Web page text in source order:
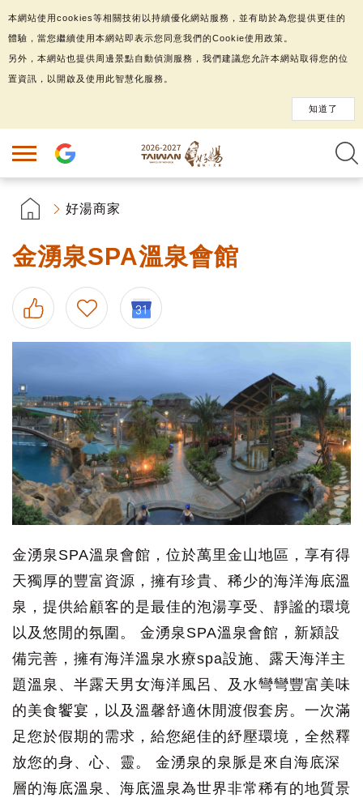
好湯商家
金湧泉SPA溫泉會館
金湧泉SPA溫泉會館，位於萬里金山地區，享有得
天獨厚的豐富資源，擁有珍貴、稀少的海洋海底溫
泉，提供給顧客的是最佳的泡湯享受、靜謐的環境
以及悠閒的氛圍。 金湧泉SPA溫泉會館，新潁設
備完善，擁有海洋溫泉水療spa設施、露天海洋主
題溫泉、半露天男女海洋風呂、及水彎彎豐富美味
的美食饗宴，以及溫馨舒適休閒渡假套房。一次滿
足您於假期的需求，給您絕佳的紓壓環境，全然釋
放您的身、心、靈。 金湧泉的泉脈是來自海底深
層的海底溫泉、海底溫泉為世界非常稀有的地質景
本網站使用cookies等相關技術以持續優化網站服務，並有助於為您提供更佳的
體驗，當您繼續使用本網站即表示您同意我們的Cookie使用政策。
另外，本網站也提供周邊景點自動偵測服務，我們建議您允許本網站取得您的位
置資訊，以開啟及使用此智慧化服務。
知道了